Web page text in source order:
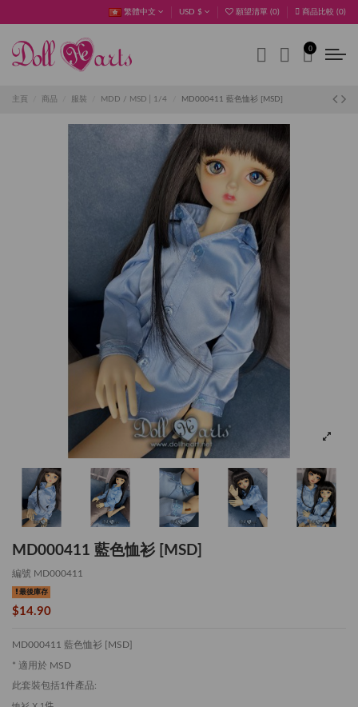
繁體中文 USD $ 願望清單 (0) 商品比較 (0)
0
主頁 商品 服裝 MDD / MSD│1/4 MD000411 藍色恤衫 [MSD]
MD000411 藍色恤衫 [MSD]
編號 MD000411
最後庫存
$14.90
MD000411 藍色恤衫 [MSD]
* 適用於 MSD
此套裝包括1件產品: